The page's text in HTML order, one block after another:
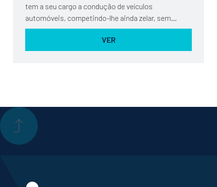
tem a seu cargo a condução de veículos
automóveis, competindo-lhe ainda zelar, sem
execução, pela boa conservação e limpeza do
VER